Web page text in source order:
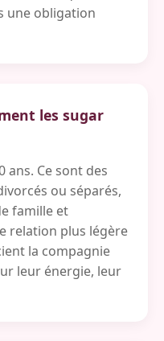
une obligation
les sugar
ans. Ce sont des
ou séparés,
famille et
relation plus légère
la compagnie
leur énergie, leur